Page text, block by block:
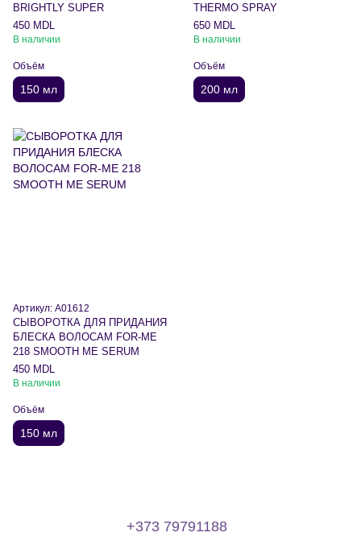
BRIGHTLY SUPER
450 MDL
В наличии
Объём
150 мл
THERMO SPRAY
650 MDL
В наличии
Объём
200 мл
Артикул: A01612
СЫВОРОТКА ДЛЯ ПРИДАНИЯ
БЛЕСКА ВОЛОСАМ FOR-ME
218 SMOOTH ME SERUM
450 MDL
В наличии
Объём
150 мл
+373 79791188